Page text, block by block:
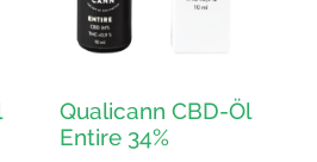
Qualicann CBD-Öl
Entire 34%